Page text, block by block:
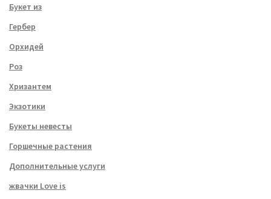
Букет из
Гербер
Орхидей
Роз
Хризантем
Экзотики
Букеты невесты
Горшечные растения
Дополнительные услуги
жвачки Love is